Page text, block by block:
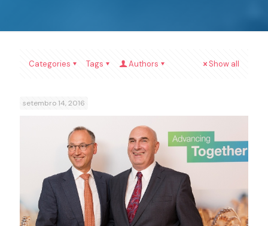
Categories Tags Authors Show all
setembro 14, 2016